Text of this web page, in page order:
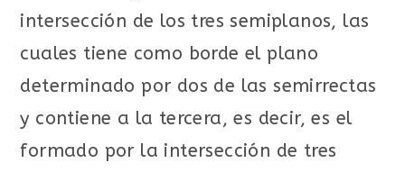
intersección de los tres semiplanos, las
cuales tiene como borde el plano
determinado por dos de las semirrectas
y contiene a la tercera, es decir, es el
formado por la intersección de tres